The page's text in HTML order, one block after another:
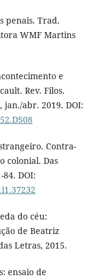
penais. Trad.
WMF Martins
e
Rev. Filos.
jan./abr. 2019. DOI:
Contra-
colonial. Das
DOI:
do céu:
de Beatriz
Letras, 2015.
ensaio de